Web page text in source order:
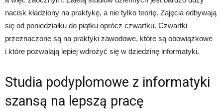
nacisk kładziony na praktykę, a nie tylko teorię. Zajęcia odbywają
się od poniedziałku do piątku oprócz czwartku. Czwartki
przeznaczone są na praktyki zawodowe, które są obowiązkowe
i które pozwalają lepiej wdrożyć się w dziedzinę informatyki.
Studia podyplomowe z informatyki
szansą na lepszą pracę